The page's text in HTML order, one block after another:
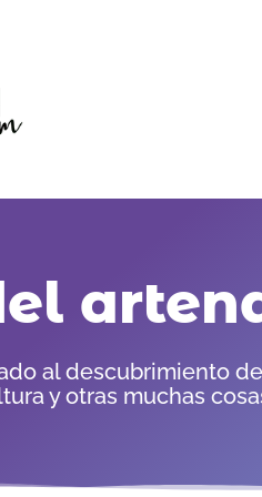
al descubrimiento
y otras muchas